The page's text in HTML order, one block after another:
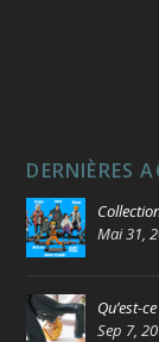
DERNIÈRES
Mai 31,
Qu’est-
Sep 7,